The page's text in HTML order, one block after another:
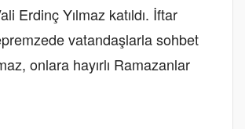
Erdinç Yılmaz katıldı. İftar
vatandaşlarla sohbet
onlara hayırlı Ramazanlar